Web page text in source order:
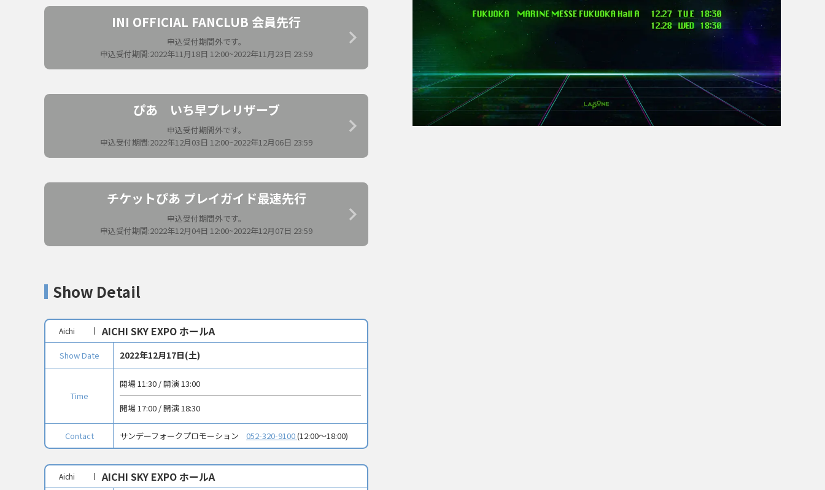
INI OFFICIAL FANCLUB 会員先行
申込受付期間外です。
申込受付期間:2022年11月18日 12:00~2022年11月23日 23:59
ぴあ いち早プレリザーブ
申込受付期間外です。
申込受付期間:2022年12月03日 12:00~2022年12月06日 23:59
チケットぴあ プレイガイド最速先行
申込受付期間外です。
申込受付期間:2022年12月04日 12:00~2022年12月07日 23:59
Show Detail
Aichi AICHI SKY EXPO ホールA
Show Date 2022年12月17日(土)
Time
開場 11:30 / 開演 13:00
開場 17:00 / 開演 18:30
Contact サンデーフォークプロモーション 052-320-9100(12:00～18:00)
Aichi AICHI SKY EXPO ホールA